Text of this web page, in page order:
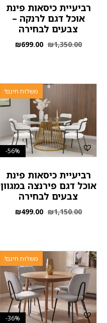
רביעיית כיסאות פינת
אוכל דגם לרנקה –
צבעים לבחירה
₪1,350.00
₪699.00
משלוח חינם!
56%-
רביעיית כיסאות פינת
אוכל דגם פירנצה במגוון
צבעים לבחירה
₪1,150.00
₪499.00
משלוח חינם!
36%-